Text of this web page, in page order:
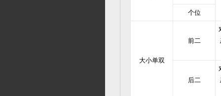
个位
大小单双
前二
后二